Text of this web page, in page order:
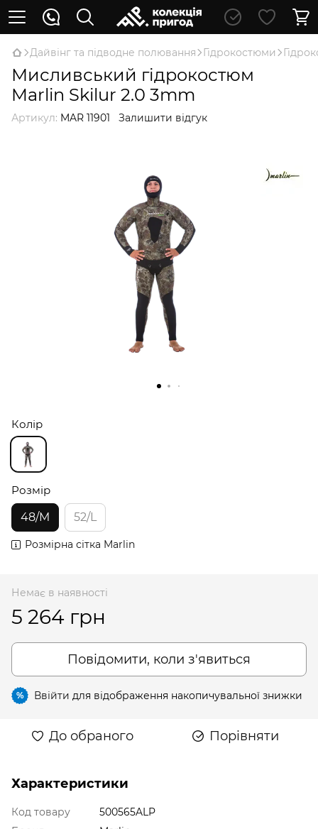
Дайвінг та підводне полювання Гідрокостюми
Мисливський гідрокостюм
Marlin Skilur 2.0 3mm
Артикул: MAR 11901 Залишити відгук
Колір
Розмір
48/M
52/L
Розмірна сітка Marlin
Немає в наявності
5 264 грн
Повідомити, коли з'явиться
% Ввійти для відображення накопичувальної знижки
До обраного Порівняти
Характеристики
Код товару
500565ALP